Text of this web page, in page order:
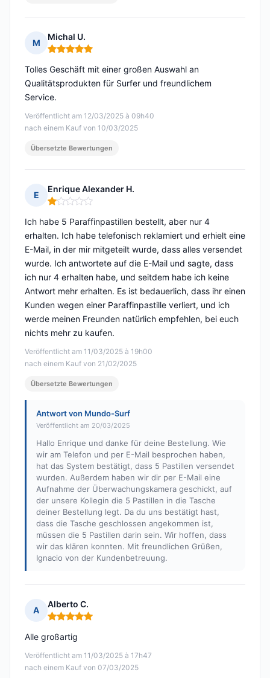
M
Michal U.
Hinweis: 5 von 5
Veröffentlicht am 12/03/2025 à 09h40
nach einem Kauf von 10/03/2025
Tolles Geschäft mit einer großen Auswahl an
Qualitätsprodukten für Surfer und freundlichem
Service.
Übersetzte Bewertungen
E
Enrique Alexander H.
Hinweis: 1 von 5
Veröffentlicht am 11/03/2025 à 19h00
nach einem Kauf von 21/02/2025
Ich habe 5 Paraffinpastillen bestellt, aber nur 4
erhalten. Ich habe telefonisch reklamiert und erhielt eine
E-Mail, in der mir mitgeteilt wurde, dass alles versendet
wurde. Ich antwortete auf die E-Mail und sagte, dass
ich nur 4 erhalten habe, und seitdem habe ich keine
Antwort mehr erhalten. Es ist bedauerlich, dass ihr einen
Kunden wegen einer Paraffinpastille verliert, und ich
werde meinen Freunden natürlich empfehlen, bei euch
nichts mehr zu kaufen.
Übersetzte Bewertungen
Antwort von Mundo-Surf
Veröffentlicht am 20/03/2025
Hallo Enrique und danke für deine Bestellung. Wie
wir am Telefon und per E-Mail besprochen haben,
hat das System bestätigt, dass 5 Pastillen versendet
wurden. Außerdem haben wir dir per E-Mail eine
Aufnahme der Überwachungskamera geschickt, auf
der unsere Kollegin die 5 Pastillen in die Tasche
deiner Bestellung legt. Da du uns bestätigt hast,
dass die Tasche geschlossen angekommen ist,
müssen die 5 Pastillen darin sein. Wir hoffen, dass
wir das klären konnten. Mit freundlichen Grüßen,
Ignacio von der Kundenbetreuung.
A
Alberto C.
Hinweis: 5 von 5
Veröffentlicht am 11/03/2025 à 17h47
nach einem Kauf von 07/03/2025
Alle großartig